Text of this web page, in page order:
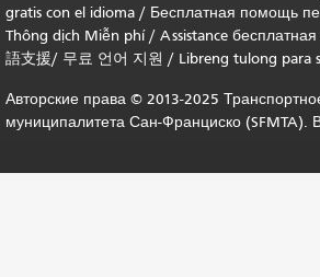
gratis con el idioma / Бесплатная помощь
Thông dịch Miễn phí/ Assistance бесплатная
語支援/ 무료 언어 지원 / Libreng tulong para
Авторские права © 2013-2025
муниципалитета Сан-Франциско